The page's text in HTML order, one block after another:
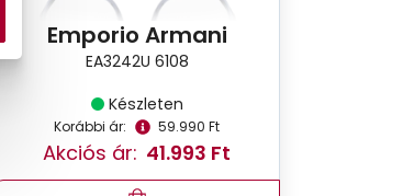
Emporio Armani
EA3242U 6108
Készleten
Korábbi ár: 59.990 Ft
Akciós ár: 41.993 Ft